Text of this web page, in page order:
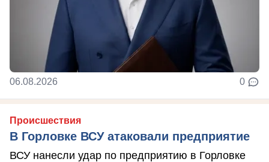
06.08.2026 0
Происшествия
В Горловке ВСУ атаковали предприятие
ВСУ нанесли удар по предприятию в Горловке